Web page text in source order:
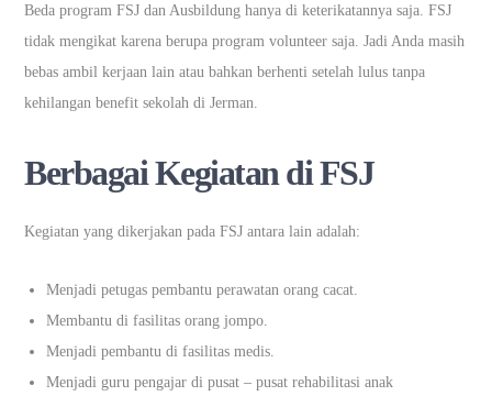
Beda program FSJ dan Ausbildung hanya di keterikatannya saja. FSJ
tidak mengikat karena berupa program volunteer saja. Jadi Anda masih
bebas ambil kerjaan lain atau bahkan berhenti setelah lulus tanpa
kehilangan benefit sekolah di Jerman.
Berbagai Kegiatan di FSJ
Kegiatan yang dikerjakan pada FSJ antara lain adalah:
Menjadi petugas pembantu perawatan orang cacat.
Membantu di fasilitas orang jompo.
Menjadi pembantu di fasilitas medis.
Menjadi guru pengajar di pusat – pusat rehabilitasi anak